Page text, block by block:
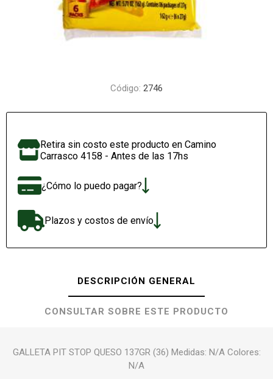
Código: 2746
Retira sin costo este producto en Camino
Carrasco 4158 - Antes de las 17hs
¿Cómo lo puedo pagar?
Plazos y costos de envío
DESCRIPCIÓN GENERAL
CONSULTAR SOBRE ESTE PRODUCTO
GALLETA PIT STOP QUESO 137GR (36) Medidas: N/A Colores:
N/A